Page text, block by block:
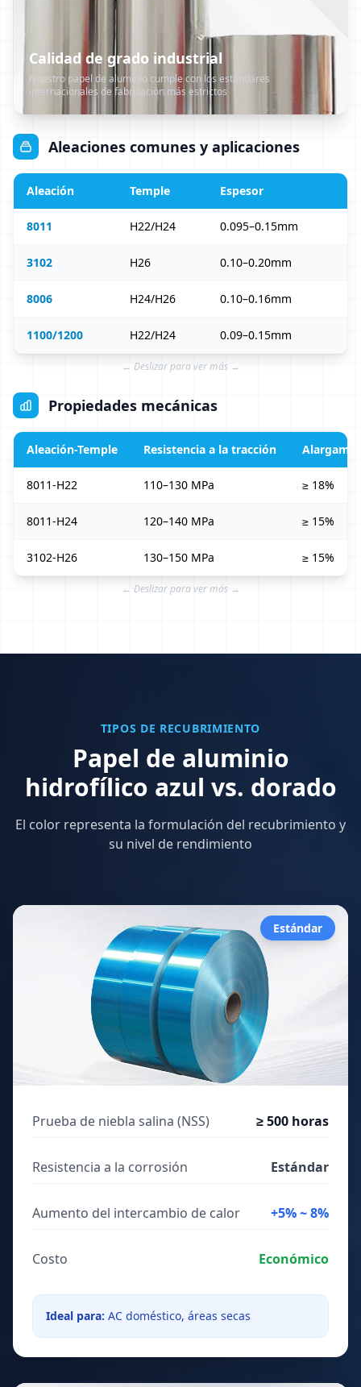
Calidad de grado industrial
Nuestro papel de aluminio cumple con los estándares
internacionales de fabricación más estrictos
Aleaciones comunes y aplicaciones
Aleación Temple Espesor
8011 H22/H24 0.095–0.15mm
3102 H26 0.10–0.20mm
8006 H24/H26 0.10–0.16mm
1100/1200 H22/H24 0.09–0.15mm
← Deslizar para ver más →
Propiedades mecánicas
Aleación-Temple Resistencia a la tracción
8011-H22 110–130 MPa ≥ 18%
8011-H24 120–140 MPa ≥ 15%
3102-H26 130–150 MPa ≥ 15%
← Deslizar para ver más →
TIPOS DE RECUBRIMIENTO
Papel de aluminio
hidrofílico azul vs. dorado
El color representa la formulación del recubrimiento y
su nivel de rendimiento
Estándar
Acrílico / Resina hidrofílica
Prueba de niebla salina (NSS) ≥ 500 horas
Resistencia a la corrosión Estándar
Aumento del intercambio de calor +5% ~ 8%
Costo Económico
Ideal para: AC doméstico, áreas secas